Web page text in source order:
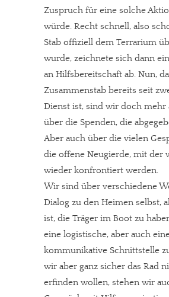
Zuspruch für eine solche
würde. Recht schnell, also
Stab offiziell dem Terrarium
wurde, zeichnete sich dann
an Hilfsbereitschaft ab. Nun,
Zusammenstab bereits seit
Dienst ist, sind wir doch mehr
über die Spenden, die
Aber auch über die vielen
die offene Neugierde, mit der
wieder konfrontiert werden.
Wir sind über verschiedene
Dialog zu den Heimen selbst,
ist, die Träger im Boot zu
eine logistische, aber auch
kommunikative Schnittstelle
wir aber ganz sicher das Rad
erfinden wollen, stehen wir